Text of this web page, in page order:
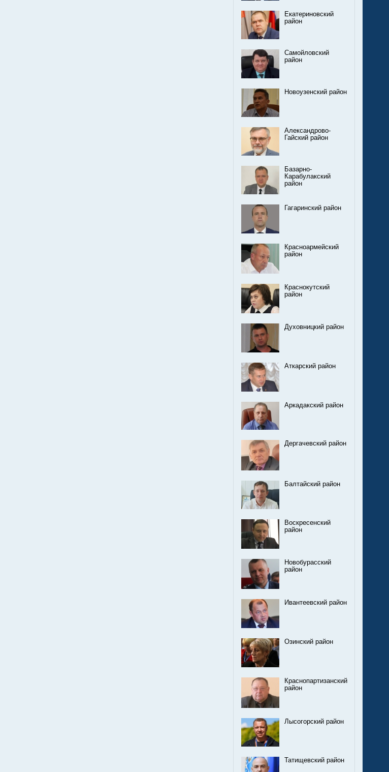
Екатериновский
район
Самойловский
район
Новоузенский район
Александрово-
Гайский район
Базарно-
Карабулакский
район
Гагаринский район
Красноармейский
район
Краснокутский
район
Духовницкий район
Аткарский район
Аркадакский район
Дергачевский район
Балтайский район
Воскресенский
район
Новобурасский
район
Ивантеевский район
Озинский район
Краснопартизанский
район
Лысогорский район
Татищевский район